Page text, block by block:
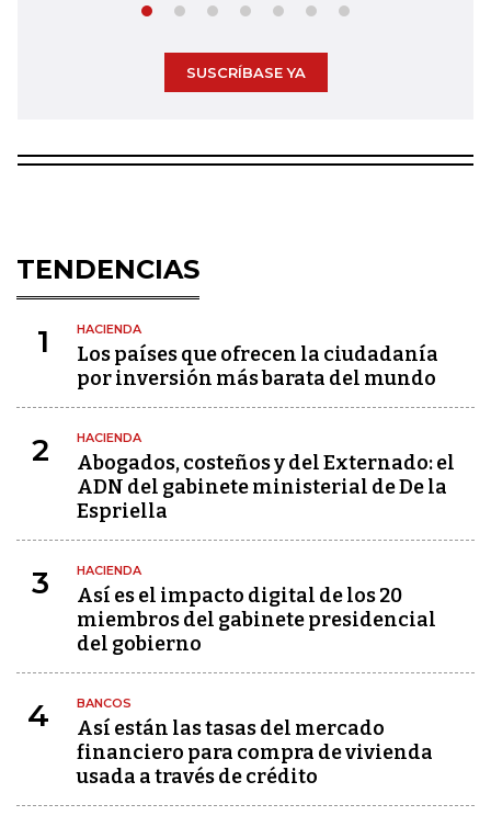
SUSCRÍBASE YA
TENDENCIAS
1 HACIENDA
Los países que ofrecen la ciudadanía
por inversión más barata del mundo
2 HACIENDA
Abogados, costeños y del Externado: el
ADN del gabinete ministerial de De la
Espriella
3 HACIENDA
Así es el impacto digital de los 20
miembros del gabinete presidencial
del gobierno
4 BANCOS
Así están las tasas del mercado
financiero para compra de vivienda
usada a través de crédito